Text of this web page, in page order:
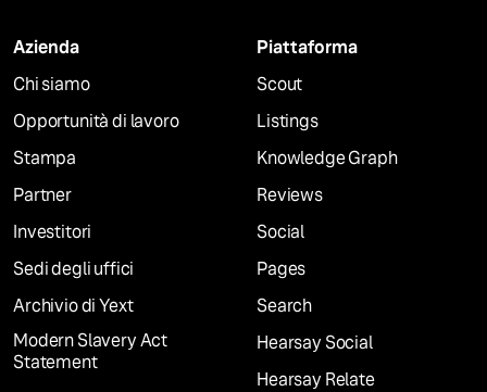
Azienda
Chi siamo
Opportunità di lavoro
Stampa
Partner
Investitori
Sedi degli uffici
Archivio di Yext
Modern Slavery Act
Statement
Piattaforma
Scout
Listings
Knowledge Graph
Reviews
Social
Pages
Search
Hearsay Social
Hearsay Relate